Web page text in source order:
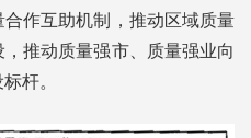
作互助机制，推动区域质量
推动质量强市、质量强业向
杆。